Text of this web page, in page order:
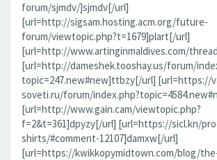
forum/sjmdv/]sjmdv[/url]
[url=http://sigsam.hosting.acm.org/future-
forum/viewtopic.php?t=1679]plart[/url]
[url=http://www.artinginmaldives.com/
[url=http://dameshek.tooshay.us/forum/
topic=247.new#new]ttbzy[/url] [url=https://
soveti.ru/forum/
[url=http://www.gain.cam/viewtopic.php?
f=2&t=361]dpyzy[/url] [url=https://sicl.kn/
shirts/#comment-12107]damxw[/url]
[url=https://kwikkopymidtown.com/blog/